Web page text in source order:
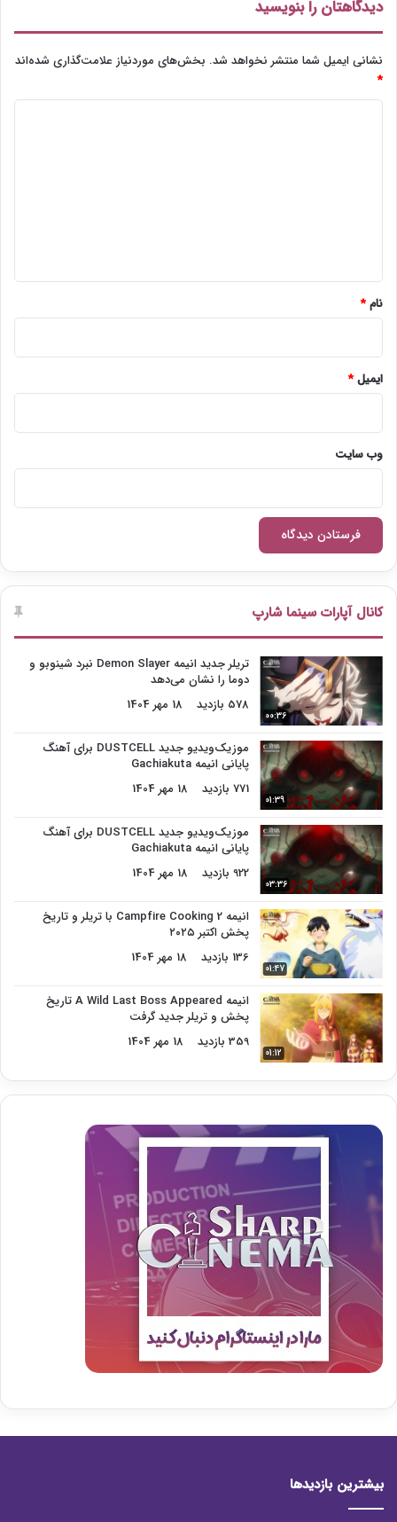
مش
ت
دیدگاهتان را بنویسید
نشانی ایمیل شما منتشر نخواهد شد. بخش‌های موردنیاز علامت‌گذاری شده‌اند
*
نام*
ایمیل*
وب‌ سایت
کانال آپارات سینما شارپ
00:36
تریلر جدید انیمه Demon Slayer نبرد شینوبو و
دوما را نشان می‌دهد
578 بازدید
18 مهر 1404
01:39
موزیک‌ویدیو جدید DUSTCELL برای آهنگ
پایانی انیمه Gachiakuta
771 بازدید
18 مهر 1404
03:36
موزیک‌ویدیو جدید DUSTCELL برای آهنگ
پایانی انیمه Gachiakuta
922 بازدید
18 مهر 1404
01:47
انیمه Campfire Cooking 2 با تریلر و تاریخ
پخش اکتبر ۲۰۲۵
136 بازدید
18 مهر 1404
01:12
انیمه A Wild Last Boss Appeared تاریخ
پخش و تریلر جدید گرفت
359 بازدید
18 مهر 1404
بیشترین بازدیدها